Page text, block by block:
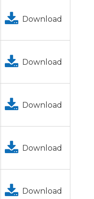
Download
Download
Download
Download
Download